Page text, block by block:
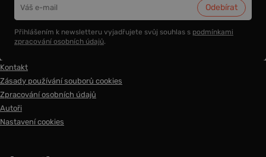
Přihlášením k newsletteru vyjadřujete svůj souhlas s podmínkami
zpracování osobních údajů.
Kontakt
Zásady používání souborů cookies
Zpracování osobních údajů
Autoři
Nastavení cookies